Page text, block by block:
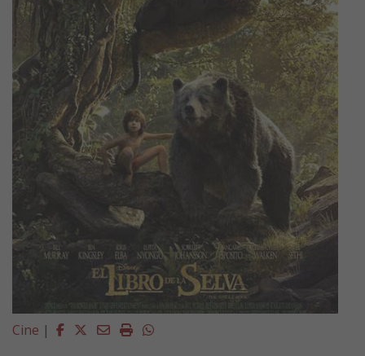
Cine | Facebook
Twitter
EmailImprimirWhatsapp